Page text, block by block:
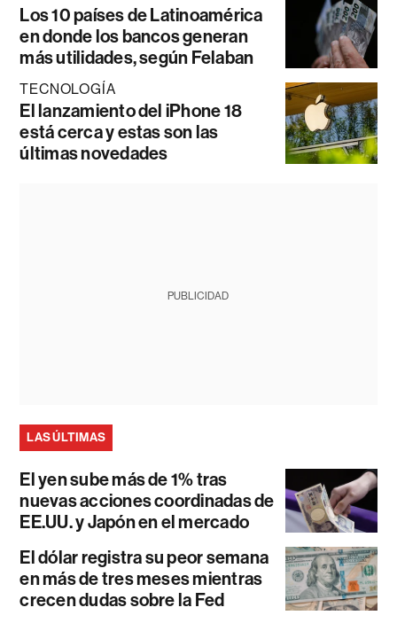
Los 10 países de Latinoamérica
en donde los bancos generan
más utilidades, según Felaban
TECNOLOGÍA
El lanzamiento del iPhone 18
está cerca y estas son las
últimas novedades
PUBLICIDAD
LAS ÚLTIMAS
El yen sube más de 1% tras
nuevas acciones coordinadas de
EE.UU. y Japón en el mercado
El dólar registra su peor semana
en más de tres meses mientras
crecen dudas sobre la Fed